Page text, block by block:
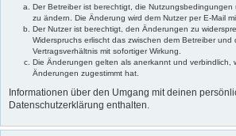
Der Betreiber ist berechtigt, die
zu ändern. Die Änderung wird dem Nutzer per E-Mail
Der Nutzer ist berechtigt, den Änderungen zu
Widerspruchs erlischt das zwischen dem Betreiber und
Vertragsverhältnis mit sofortiger Wirkung.
Die Änderungen gelten als anerkannt und verbindlich,
Änderungen zugestimmt hat.
Informationen über den Umgang mit deinen
Datenschutzerklärung enthalten.